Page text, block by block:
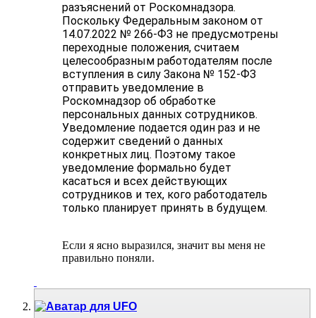
разъяснений от Роскомнадзора.
Поскольку Федеральным законом от
14.07.2022 № 266-ФЗ не предусмотрены
переходные положения, считаем
целесообразным работодателям после
вступления в силу Закона № 152-ФЗ
отправить уведомление в
Роскомнадзор об обработке
персональных данных сотрудников.
Уведомление подается один раз и не
содержит сведений о данных
конкретных лиц. Поэтому такое
уведомление формально будет
касаться и всех действующих
сотрудников и тех, кого работодатель
только планирует принять в будущем.
Если я ясно выразился, значит вы меня не
правильно поняли.